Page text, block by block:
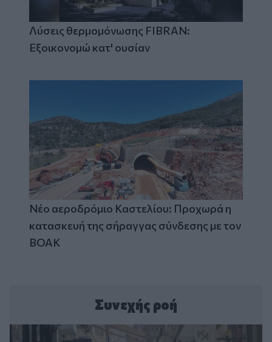
Λύσεις θερμομόνωσης FIBRAN:
Εξοικονομώ κατ' ουσίαν
Νέο αεροδρόμιο Καστελίου: Προχωρά η
κατασκευή της σήραγγας σύνδεσης με τον
ΒΟΑΚ
Συνεχής ροή